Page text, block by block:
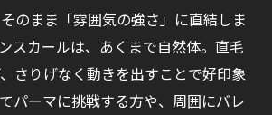
のまま「雰囲気の強さ」に直結しま
スカールは、あくまで自然体。直毛
さりげなく動きを出すことで好印象
パーマに挑戦する方や、周囲にバレ